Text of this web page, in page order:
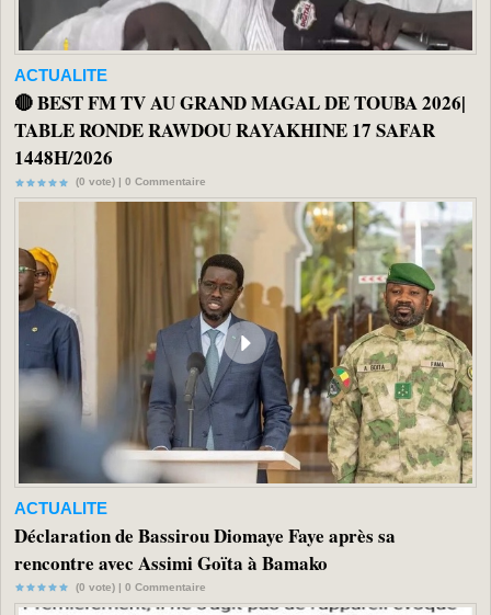
ACTUALITE
🔴 BEST FM TV AU GRAND MAGAL DE TOUBA 2026|
TABLE RONDE RAWDOU RAYAKHINE 17 SAFAR
1448H/2026
(0 vote) | 0 Commentaire
ACTUALITE
Déclaration de Bassirou Diomaye Faye après sa
rencontre avec Assimi Goïta à Bamako
(0 vote) | 0 Commentaire